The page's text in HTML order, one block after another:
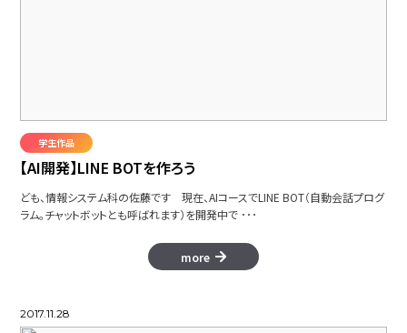
学生作品
【AI開発】LINE BOTを作ろう
ども、情報システム科の佐藤です 現在、AIコースでLINE BOT（自動会話プログ
ラム。チャットボットとも呼ばれます）を開発中で ･･･
more
2017.11.28